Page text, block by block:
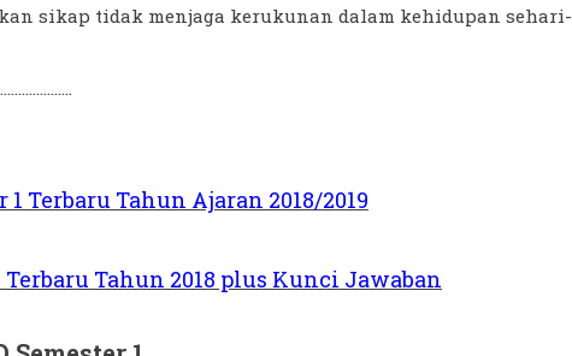
sikap tidak menjaga kerukunan dalam kehidupan sehari-
1 Terbaru Tahun Ajaran 2018/2019
Terbaru Tahun 2018 plus Kunci Jawaban